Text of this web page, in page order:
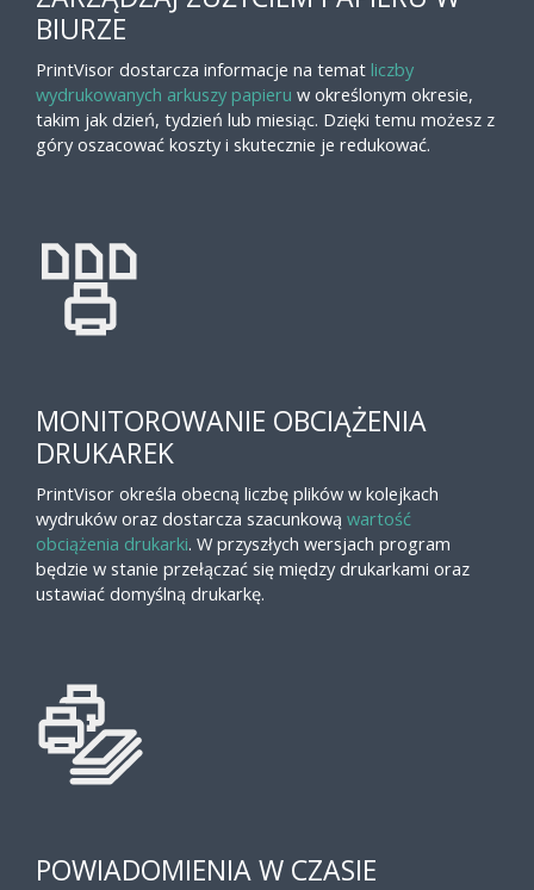
BIURZE
PrintVisor dostarcza informacje na temat liczby
wydrukowanych arkuszy papieru w określonym okresie,
takim jak dzień, tydzień lub miesiąc. Dzięki temu możesz z
góry oszacować koszty i skutecznie je redukować.
MONITOROWANIE OBCIĄŻENIA
DRUKAREK
PrintVisor określa obecną liczbę plików w kolejkach
wydruków oraz dostarcza szacunkową wartość
obciążenia drukarki. W przyszłych wersjach program
będzie w stanie przełączać się między drukarkami oraz
ustawiać domyślną drukarkę.
POWIADOMIENIA W CZASIE